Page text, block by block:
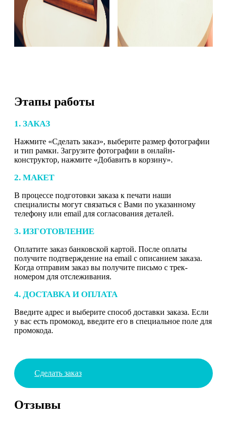
Этапы работы
1. ЗАКАЗ
Нажмите «Сделать заказ», выберите размер фотографии
и тип рамки. Загрузите фотографии в онлайн-
конструктор, нажмите «Добавить в корзину».
2. МАКЕТ
В процессе подготовки заказа к печати наши
специалисты могут связаться с Вами по указанному
телефону или email для согласования деталей.
3. ИЗГОТОВЛЕНИЕ
Оплатите заказ банковской картой. После оплаты
получите подтверждение на email с описанием заказа.
Когда отправим заказ вы получите письмо с трек-
номером для отслеживания.
4. ДОСТАВКА И ОПЛАТА
Введите адрес и выберите способ доставки заказа. Если
у вас есть промокод, введите его в специальное поле для
промокода.
Сделать заказ
Отзывы